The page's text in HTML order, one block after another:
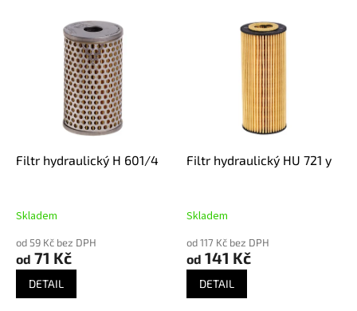
Filtr hydraulický H 601/4
Skladem
od 59 Kč bez DPH
od 71 Kč
DETAIL
Filtr hydraulický HU 721 y
Skladem
od 117 Kč bez DPH
od 141 Kč
DETAIL